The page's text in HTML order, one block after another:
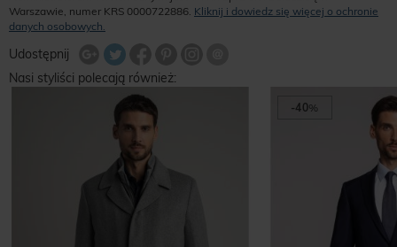
Warszawie, numer KRS 0000722886. Kliknij i dowiedz się więcej o ochronie
danych osobowych.
Udostępnij
Share FacebookUdostępnij na Google+
Udostępnij na Google+
Nasi styliści polecają również:
-40%